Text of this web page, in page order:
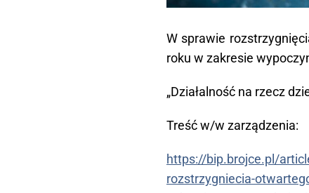
W sprawie
roku w zakresie
„Działalność na rzecz
Treść w/w zarządzenia:
https://bip.brojce.pl/
rozstrzygniecia-